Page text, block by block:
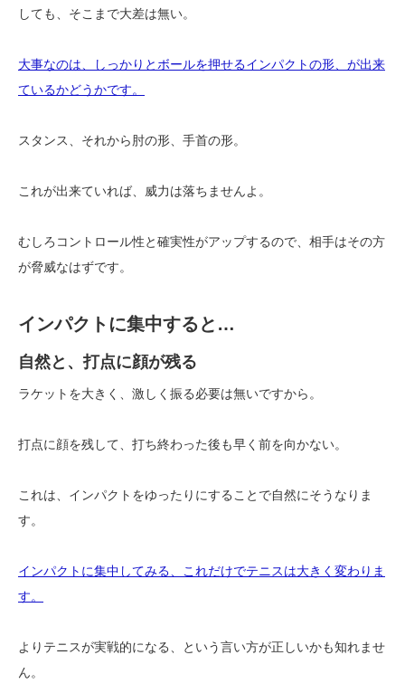
しても、そこまで大差は無い。
大事なのは、しっかりとボールを押せるインパクトの形、が出来
ているかどうかです。
スタンス、それから肘の形、手首の形。
これが出来ていれば、威力は落ちませんよ。
むしろコントロール性と確実性がアップするので、相手はその方
が脅威なはずです。
インパクトに集中すると…
自然と、打点に顔が残る
ラケットを大きく、激しく振る必要は無いですから。
打点に顔を残して、打ち終わった後も早く前を向かない。
これは、インパクトをゆったりにすることで自然にそうなりま
す。
インパクトに集中してみる、これだけでテニスは大きく変わりま
す。
よりテニスが実戦的になる、という言い方が正しいかも知れませ
ん。